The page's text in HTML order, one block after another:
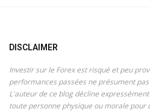
DISCLAIMER
Investir sur le Forex est risqué et peu
performances passées ne présument
L'auteur de ce blog décline
toute personne physique ou morale pour